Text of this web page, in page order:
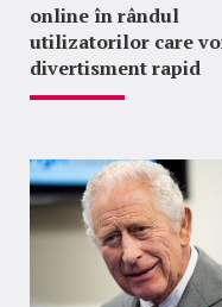
online în rândul
utilizatorilor care
divertisment rapid